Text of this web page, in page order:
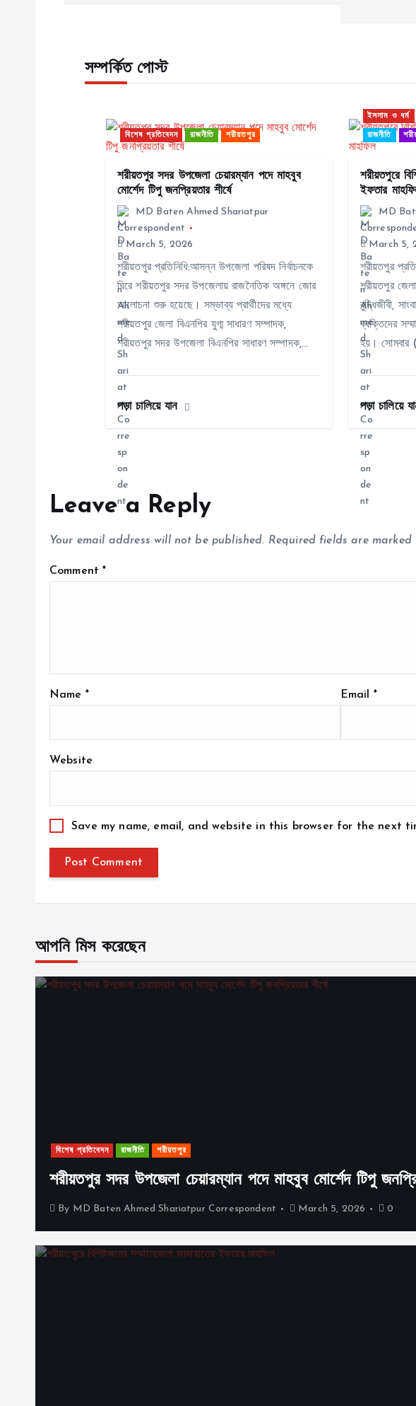
সম্পর্কিত পোস্ট
বিশেষ প্রতিবেদন রাজনীতি শরীয়তপুর
শরীয়তপুর সদর উপজেলা চেয়ারম্যান পদে মাহবুব
মোর্শেদ টিপু জনপ্রিয়তার শীর্ষে
MD Baten Ahmed Shariatpur
Correspondent
March 5, 2026
শরীয়তপুর প্রতিনিধি:আসন্ন উপজেলা পরিষদ নির্বাচনকে
ঘিরে শরীয়তপুর সদর উপজেলায় রাজনৈতিক অঙ্গনে জোর
আলোচনা শুরু হয়েছে। সম্ভাব্য প্রার্থীদের মধ্যে
শরীয়তপুর জেলা বিএনপির যুগ্ম সাধারণ সম্পাদক,
শরীয়তপুর সদর উপজেলা বিএনপির সাধারণ সম্পাদক,…
পড়া চালিয়ে যান
ইসলাম ও ধর্ম
রাজনীতি
শরীয়তপুরে
ইফতার
MD
March 5,
শরীয়তপুর
শরীয়তপুর
বুদ্ধিজীবী,
ব্যক্তিদের
হয়। সোমবার
পড়া চালিয়ে
Leave a Reply
Your email address will not be published. Required fields are marked
Comment*
Name * Email *
Website
Save my name, email, and website in this browser for the next
আপনি মিস করেছেন
বিশেষ প্রতিবেদন রাজনীতি শরীয়তপুর
শরীয়তপুর সদর উপজেলা চেয়ারম্যান পদে মাহবুব মোর্শেদ টিপু
By MD Baten Ahmed Shariatpur Correspondent March 5, 2026 0